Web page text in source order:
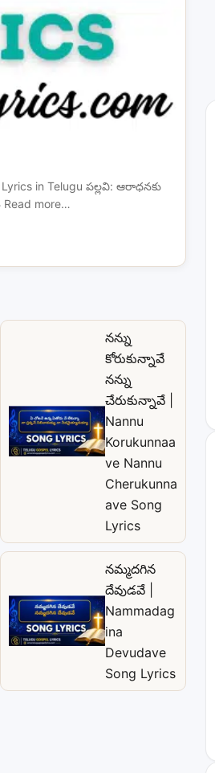
in Telugu పల్లవి: ఆరాధనకు
more…
నన్ను
కోరుకున్నావే
నన్ను
చేరుకున్నావే |
Nannu
Korukunnaa
ve Nannu
Cherukunna
ave Song
Lyrics
నమ్మదగిన
దేవుడవే |
Nammadag
ina
Devudave
Song Lyrics